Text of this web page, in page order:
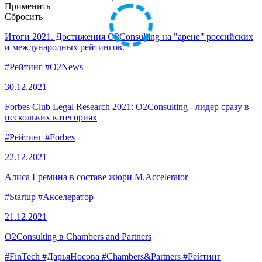
Применить
Сбросить
Итоги 2021. Достижения O2Consulting на "арене" российских
и международных рейтингов.
#Рейтинг #O2News
30.12.2021
Forbes Club Legal Research 2021: O2Consulting - лидер сразу в
нескольких категориях
#Рейтинг #Forbes
22.12.2021
Алиса Еремина в составе жюри M.Accelerator
#Startup #Акселератор
21.12.2021
O2Consulting в Chambers and Partners
#FinTech #ДарьяНосова #Chambers&Partners #Рейтинг